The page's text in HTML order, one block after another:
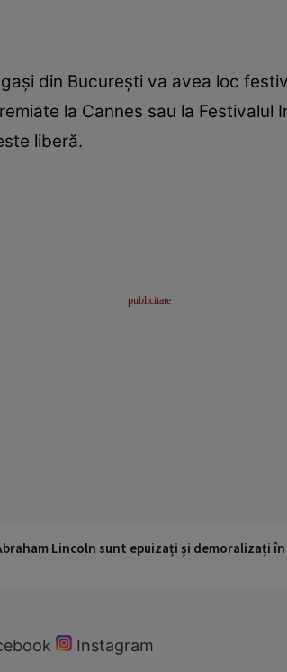
din Bucureşti va avea loc
la Cannes sau la Festivalul
liberă.
Lincoln sunt epuizați și demoralizați
Instagram